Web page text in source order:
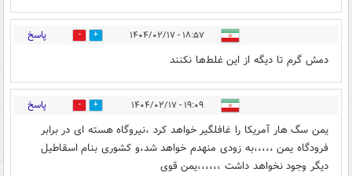
۱۸:۵۷ - ۱۴۰۴/۰۲/۱۷ 4 پاسخ
دمش گرم تا دیگه از این غلط‌ها نکنند
۱۹:۰۹ - ۱۴۰۴/۰۲/۱۷ 1 پاسخ
یمن سگ هار آمریکا را غافلگیر خواهد کرد ،نیروگاه هسته ای در برابر
فرودگاه یمن ،،،،،به زودی منهدم خواهد شد،و کشوری بنام اسقاطیل
دیگر وجود نخواهد داشت ،،،،،،یمن قوی